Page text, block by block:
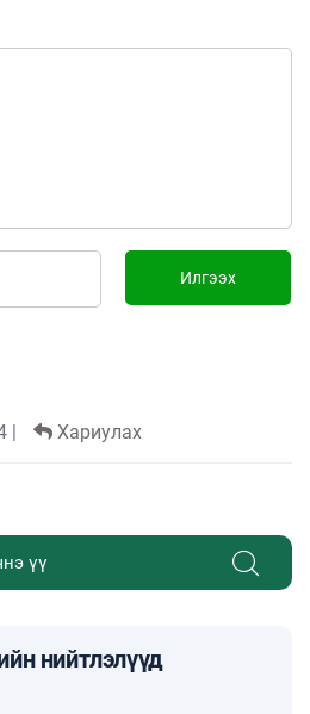
Илгээх
Хариулах
нийтлэлүүд